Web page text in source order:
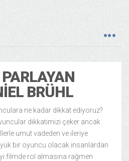
BRÜHL
ne kadar dikkat ediyoruz?
dikkatimizi çeker ancak
umut vadeden ve ileriye
bir oyuncu olacak insanlardan
filmde rol almasına rağmen